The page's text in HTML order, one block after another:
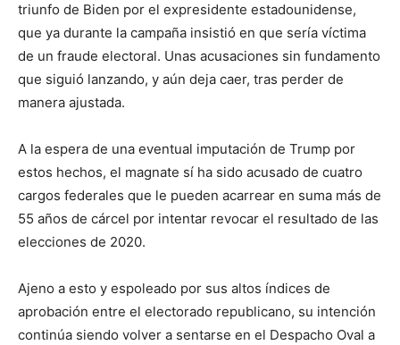
triunfo de Biden por el expresidente estadounidense,
que ya durante la campaña insistió en que sería víctima
de un fraude electoral. Unas acusaciones sin fundamento
que siguió lanzando, y aún deja caer, tras perder de
manera ajustada.
A la espera de una eventual imputación de Trump por
estos hechos, el magnate sí ha sido acusado de cuatro
cargos federales que le pueden acarrear en suma más de
55 años de cárcel por intentar revocar el resultado de las
elecciones de 2020.
Ajeno a esto y espoleado por sus altos índices de
aprobación entre el electorado republicano, su intención
continúa siendo volver a sentarse en el Despacho Oval a